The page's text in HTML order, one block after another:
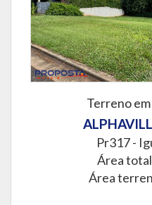
Terreno
Pr317 -
Área
Área